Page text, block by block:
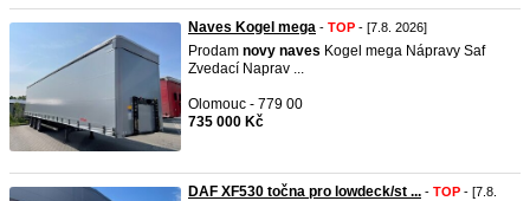
Naves Kogel mega - TOP - [7.8. 2026]
Prodam novy naves Kogel mega Nápravy Saf
Zvedací Naprav ...
Olomouc - 779 00
735 000 Kč
DAF XF530 točna pro lowdeck/st ... - TOP - [7.8.